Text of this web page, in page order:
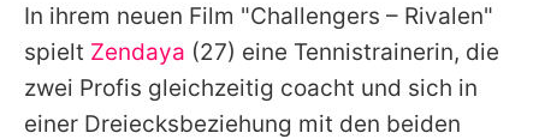
Impressum
Datenschutzerklärung
Nutzungsbedingungen
In ihrem neuen Film "Challengers – Rivalen"
spielt Zendaya (27) eine Tennistrainerin, die
zwei Profis gleichzeitig coacht und sich in
einer Dreiecksbeziehung mit den beiden